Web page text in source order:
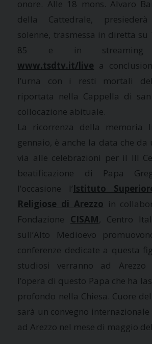
onore. Alle 18 mons. Alvaro
della Cattedrale,
solenne, trasmessa in diretta su
85 e in streaming
www.tsdtv.it/live a
l’urna con i resti mortali
riportata nella Cappella di san
collocazione abituale.
La ricorrenza della memoria
gennaio, è anche la data che
via alle celebrazioni per il III
beatificazione di Papa
l’occasione l’Istituto
Religiose di Arezzo in
Fondazione CISAM, Centro
sull’Alto Medioevo
conferenze dedicate a questa
studiosi verranno ad
l’opera di questo Papa che ha
profondo nella Chiesa. Cuore
sarà un convegno internazionale
ad Arezzo nel mese di maggio